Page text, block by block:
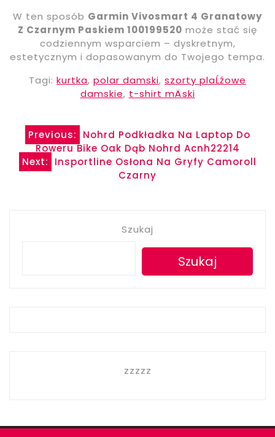
W ten sposób Garmin Vivosmart 4 Granatowy
Z Czarnym Paskiem 100199520 może stać się
codziennym wsparciem – dyskretnym,
estetycznym i dopasowanym do Twojego tempa.
Tagi: kurtka, polar damski, szorty plaĹźowe
damskie, t-shirt mÄski
Nawigacja
wpisu
Previous:
Nohrd Podkładka Na Laptop Do
Roweru Bike Oak Dąb Nohrd Acnh22214
Next:
Insportline Osłona Na Gryfy Camoroll
Czarny
Szukaj
Szukaj
zzzzz